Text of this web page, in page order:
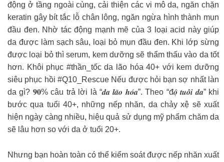
động ở tầng ngoài cùng, cải thiện các vi mô da, ngăn chặn
keratin gây bít tắc lỗ chân lông, ngăn ngừa hình thành mụn
đầu đen. Nhờ tác động mạnh mẽ của 3 loại acid này giúp
da được làm sạch sâu, loại bỏ mụn đầu đen. Khi lớp sừng
được loại bỏ thì serum, kem dưỡng sẽ thẩm thấu vào da tốt
hơn. Khôi phục #thần_tốc da lão hóa 40+ với kem dưỡng
siêu phục hồi #Q10_Rescue Nếu được hỏi bạn sợ nhất làn
da gì? 𝟗𝟎% câu trả lời là “𝒅𝒂 𝒍𝒂̃𝒐 𝒉𝒐́𝒂”. Theo “đ𝒐̣̂ 𝒕𝒖𝒐̂̉𝒊 𝒅𝒂” khi
bước qua tuổi 40+, những nếp nhăn, da chảy xệ sẽ xuất
hiện ngày càng nhiều, hiệu quả sử dụng mỹ phẩm chăm da
sẽ lâu hơn so với da ở tuổi 20+.
Nhưng bạn hoàn toàn có thể kiểm soát được nếp nhăn xuất